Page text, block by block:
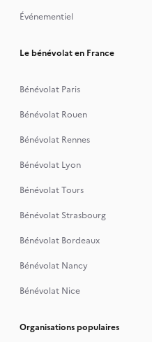
Événementiel
Le bénévolat en France
Bénévolat Paris
Bénévolat Rouen
Bénévolat Rennes
Bénévolat Lyon
Bénévolat Tours
Bénévolat Strasbourg
Bénévolat Bordeaux
Bénévolat Nancy
Bénévolat Nice
Organisations populaires